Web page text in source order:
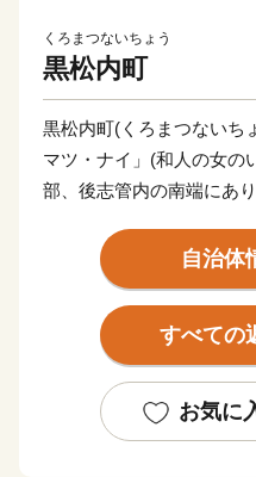
くろまつないちょう
黒松内町
黒松内町(くろまつないち
マツ・ナイ」(和人の女の
部、後志管内の南端にあ
直接海岸に接することが
すが、黒松内岳からは日
1990(平成2)年
家庭ごみ集積所「クリー
自治体
すべての
お気に